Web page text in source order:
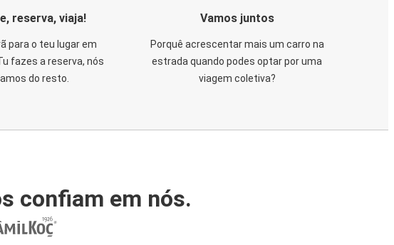
reserva, viaja!
para o teu lugar em
fazes a reserva, nós
do resto.
Vamos juntos
Porquê acrescentar mais um carro na
estrada quando podes optar por uma
viagem coletiva?
confiam em nós.